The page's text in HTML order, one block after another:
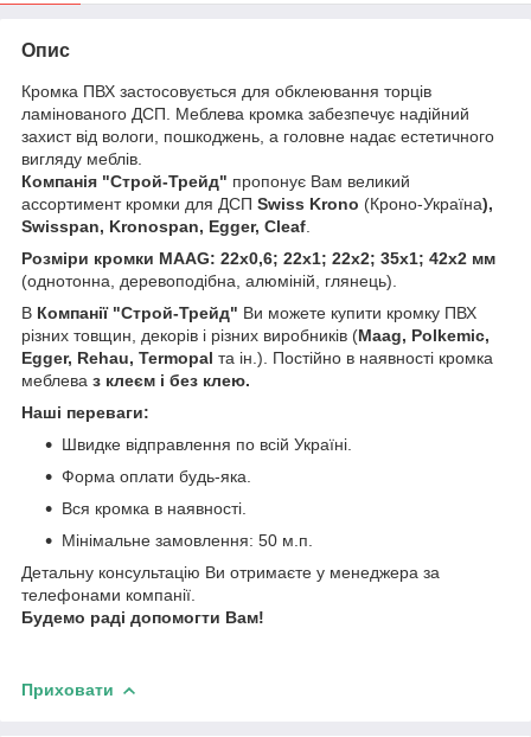
Опис
Кромка ПВХ застосовується для обклеювання торців
ламінованого ДСП. Меблева кромка забезпечує надійний
захист від вологи, пошкоджень, а головне надає естетичного
вигляду меблів.
Компанія "Строй-Трейд" пропонує Вам великий
ассортимент кромки для ДСП Swiss Krono (Кроно-Україна),
Swisspan, Kronospan, Egger, Cleaf
Розміри кромки MAAG: 22х0,6; 22х1; 22х2; 35х1; 42х2 мм
(однотонна, деревоподібна, алюміній, глянець).
В Компанії "Строй-Трейд" Ви можете купити кромку ПВХ
різних товщин, декорів і різних виробників (Maag, Polkemic,
Egger, Rehau, Termopal та ін.). Постійно в наявності кромка
меблева з клеєм і без клею.
Наші переваги:
Швидке відправлення по всій Україні.
Форма оплати будь-яка.
Вся кромка в наявності.
Мінімальне замовлення: 50 м.п.
Детальну консультацію Ви отримаєте у менеджера за
телефонами компанії.
Будемо раді допомогти Вам!
Приховати